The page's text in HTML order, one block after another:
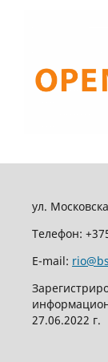
ул.
Телефон:
E-mail:
27.06.2022 г.